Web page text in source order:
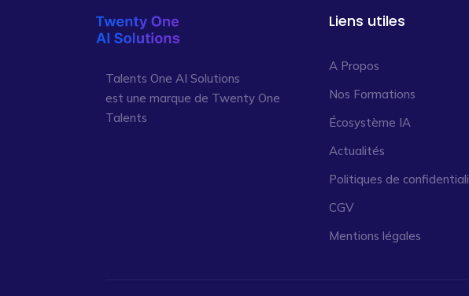
Talents One AI Solutions
est une marque de Twenty One
Talents
Liens utiles
A Propos
Nos Formations
Écosystème IA
Actualités
Politiques de
CGV
Mentions légales